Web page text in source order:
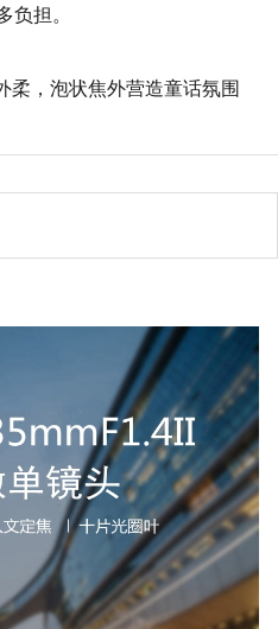
担。
柔，泡状焦外营造童话氛围